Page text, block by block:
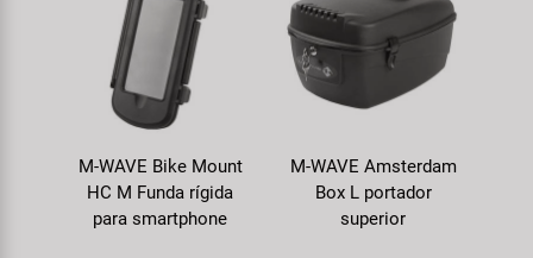
M-WAVE Bike Mount
HC M Funda rígida
para smartphone
M-WAVE Amsterdam
Box L portador
superior